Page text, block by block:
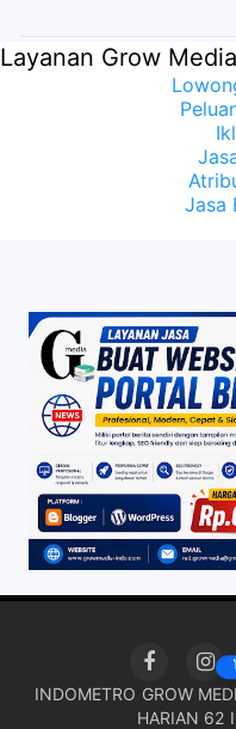
Layanan Grow Media
Jasa
INDOMETRO GROW
HARIAN 62